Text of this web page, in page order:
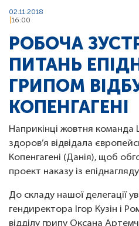
02.11.2018
16:00
РОБОЧА
ПИТАНЬ
ГРИПОМ
КОПЕНГАГЕНІ
Наприкінці жовтня команда
здоров’я відвідала
Копенгагені (Данія), щоб
проект наказу із
До складу нашої делегації
гендиректора Ігор Кузін і
відділу грипу Оксана